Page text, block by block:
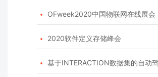
 OFweek2020中国物联网在线展会
 2020软件定义存储峰会
 基于INTERACTION数据集的自动驾驶预测